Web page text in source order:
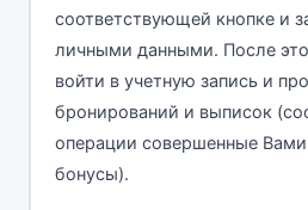
соответствующей кнопке и
личными данными. После
войти в учетную запись и
бронирований и выписок
операции совершенные
бонусы).